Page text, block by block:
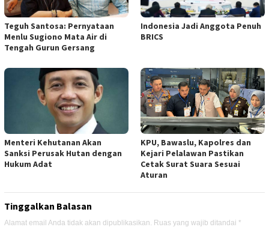
Teguh Santosa: Pernyataan
Menlu Sugiono Mata Air di
Tengah Gurun Gersang
Indonesia Jadi Anggota Penuh
BRICS
Menteri Kehutanan Akan
Sanksi Perusak Hutan dengan
Hukum Adat
KPU, Bawaslu, Kapolres dan
Kejari Pelalawan Pastikan
Cetak Surat Suara Sesuai
Aturan
Tinggalkan Balasan
Alamat email Anda tidak akan dipublikasikan. Ruas yang wajib ditandai *